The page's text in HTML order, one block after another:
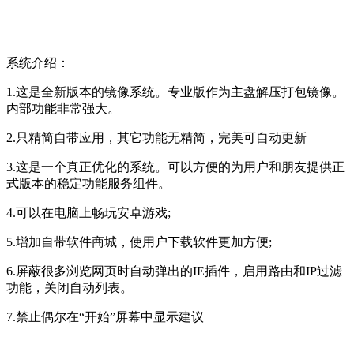
系统介绍：
1.这是全新版本的镜像系统。专业版作为主盘解压打包镜像。
内部功能非常强大。
2.只精简自带应用，其它功能无精简，完美可自动更新
3.这是一个真正优化的系统。可以方便的为用户和朋友提供正
式版本的稳定功能服务组件。
4.可以在电脑上畅玩安卓游戏;
5.增加自带软件商城，使用户下载软件更加方便;
6.屏蔽很多浏览网页时自动弹出的IE插件，启用路由和IP过滤
功能，关闭自动列表。
7.禁止偶尔在“开始”屏幕中显示建议